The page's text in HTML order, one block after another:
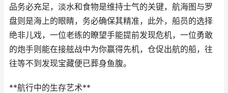
品务必充足，淡水和食物是维持士气的关键，航海图与罗
盘则是海上的眼睛，务必确保其精准，此外，船员的选择
绝非儿戏，一位老练的瞭望手能提前发现危机，一位勇敢
的炮手则能在接舷战中为你赢得先机，仓促出航的船，往
往等不到发现宝藏便已葬身鱼腹。
**航行中的生存艺术**